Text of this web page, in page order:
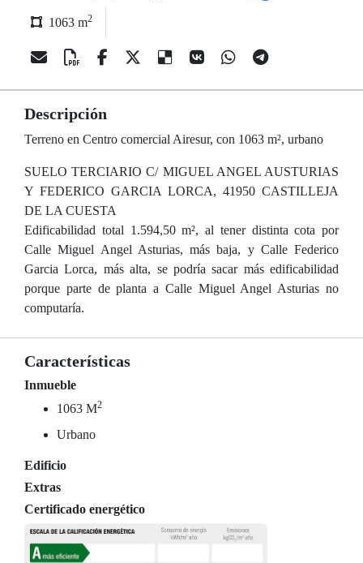
1063 m2
Descripción
Terreno en Centro comercial Airesur, con 1063 m², urbano
SUELO TERCIARIO C/ MIGUEL ANGEL AUSTURIAS
Y FEDERICO GARCIA LORCA, 41950 CASTILLEJA
DE LA CUESTA
Edificabilidad total 1.594,50 m², al tener distinta cota por
Calle Miguel Angel Asturias, más baja, y Calle Federico
Garcia Lorca, más alta, se podría sacar más edificabilidad
porque parte de planta a Calle Miguel Angel Asturias no
computaría.
Características
Inmueble
1063 M2
Urbano
Edificio
Extras
Certificado energético